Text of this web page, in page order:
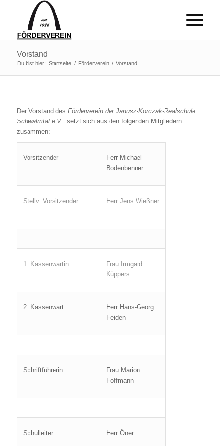
Vorstand
Du bist hier: Startseite / Förderverein / Vorstand
Der Vorstand des Förderverein der Janusz-Korczak-Realschule
Schwalmtal e.V.
setzt sich aus den folgenden Mitgliedern
zusammen:
Vorsitzender
Herr Michael
Bodenbenner
Stellv. Vorsitzender Herr Jens Wießner
1. Kassenwartin
Frau Irmgard
Küppers
2. Kassenwart
Herr Hans-Georg
Heiden
Schriftführerin
Frau Marion
Hoffmann
Schulleiter Herr Öner